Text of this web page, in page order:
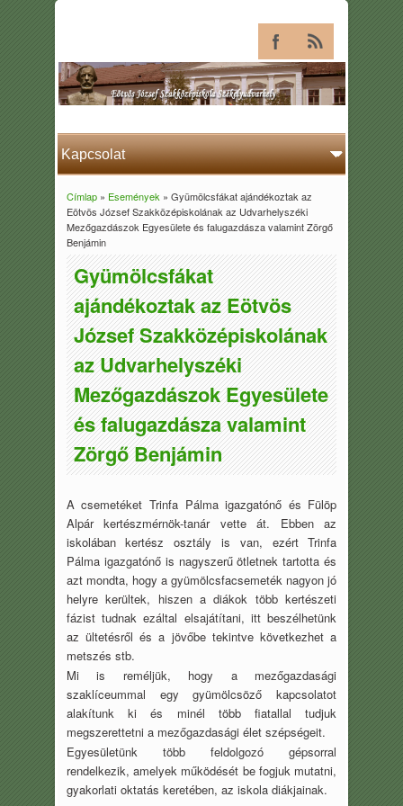
Jelenlegi hely
Címlap» Események » Gyümölcsfákat ajándékoztak az
Eötvös József Szakközépiskolának az Udvarhelyszéki
Mezőgazdászok Egyesülete és falugazdásza valamint Zörgő
Benjámin
Gyümölcsfákat
ajándékoztak az Eötvös
József Szakközépiskolának
az Udvarhelyszéki
Mezőgazdászok Egyesülete
és falugazdásza valamint
Zörgő Benjámin
A csemetéket Trinfa Pálma igazgatónő és Fülöp
Alpár kertészmérnök-tanár vette át. Ebben az
iskolában kertész osztály is van, ezért Trinfa
Pálma igazgatónő is nagyszerű ötletnek tartotta és
azt mondta, hogy a gyümölcsfacsemeték nagyon jó
helyre kerültek, hiszen a diákok több kertészeti
fázist tudnak ezáltal elsajátítani, itt beszélhetünk
az ültetésről és a jövőbe tekintve következhet a
metszés stb.
Mi is reméljük, hogy a mezőgazdasági
szaklíceummal egy gyümölcsöző kapcsolatot
alakítunk ki és minél több fiatallal tudjuk
megszerettetni a mezőgazdasági élet szépségeit.
Egyesületünk több feldolgozó gépsorral
rendelkezik, amelyek működését be fogjuk mutatni,
gyakorlati oktatás keretében, az iskola diákjainak.